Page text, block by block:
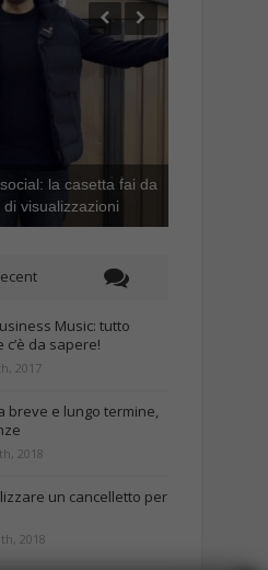
la casetta fai da
visualizzazioni
Music: tutto
c’è da sapere!
2017
breve e lungo termine,
2018
un cancelletto per
2018